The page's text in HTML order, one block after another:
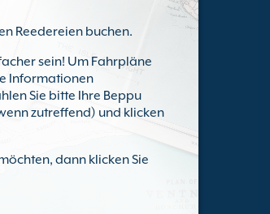
Reedereien buchen.
sein! Um Fahrpläne
Informationen
Sie bitte Ihre Beppu
zutreffend) und klicken
dann klicken Sie